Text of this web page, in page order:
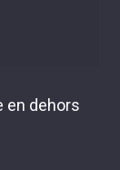
en dehors